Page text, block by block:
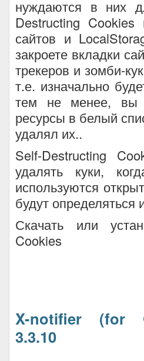
нуждаются в них
Destructing Cookies
сайтов и
закроете вкладки
трекеров и зомби-
т.е. изначально
тем не менее, вы
ресурсы в белый
удалял их..
Self-Destructing
удалять куки,
используются
будут определяться
Скачать или
Cookies
X-notifier (for
3.3.10